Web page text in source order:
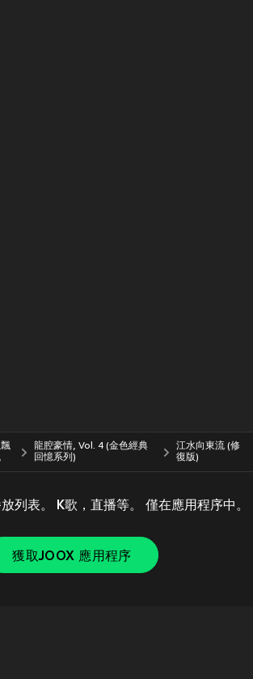
龍腔豪情, Vol. 4 (金色經典
回憶系列)
江水向東流 (修
復版)
列表。 K歌，直播等。 僅在應用程序中。
獲取JOOX 應用程序